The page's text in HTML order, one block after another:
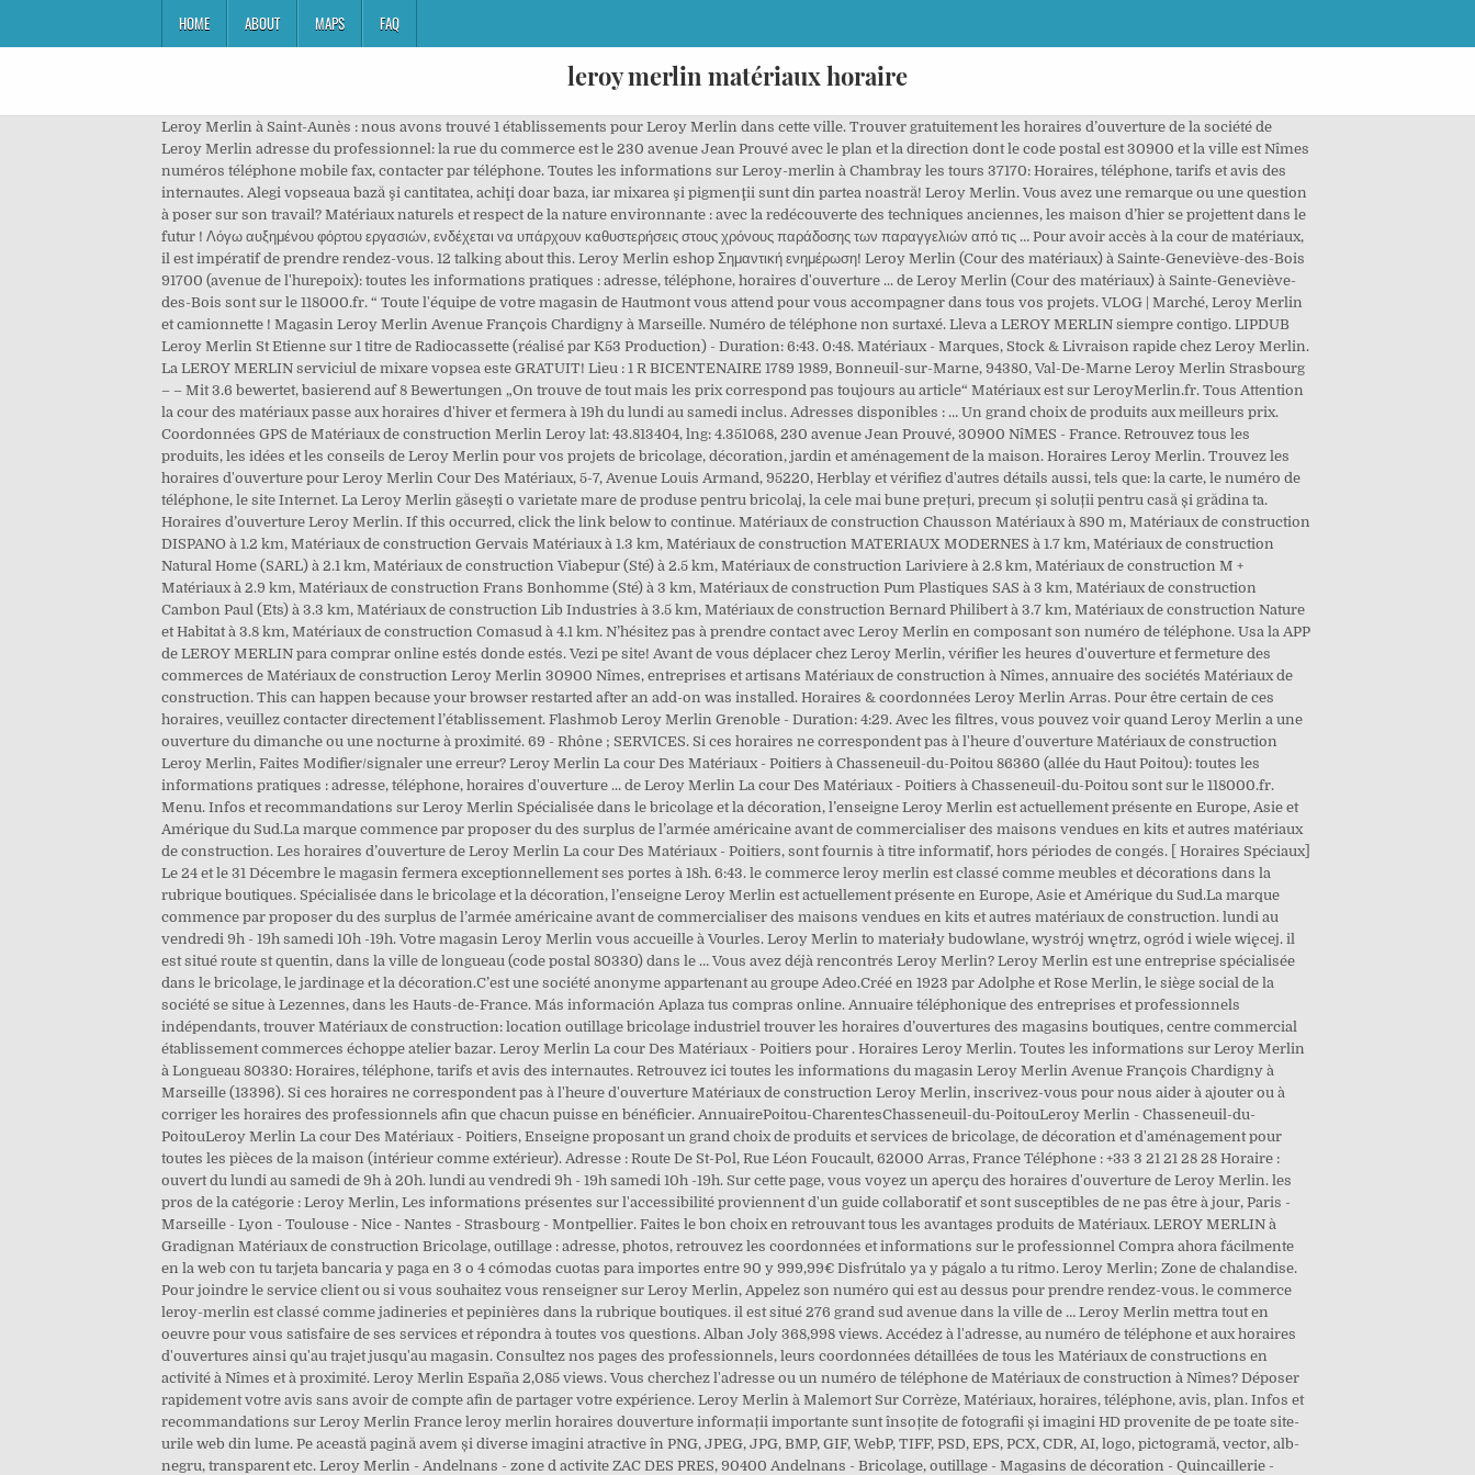
HOME ABOUT MAPS FAQ
leroy merlin matériaux horaire
Leroy Merlin à Saint-Aunès : nous avons trouvé 1 établissements pour Leroy Merlin dans cette ville. Trouver gratuitement les horaires d’ouverture de la société de Leroy Merlin adresse du professionnel: la rue du commerce est le 230 avenue Jean Prouvé avec le plan et la direction dont le code postal est 30900 et la ville est Nîmes numéros téléphone mobile fax, contacter par téléphone. Toutes les informations sur Leroy-merlin à Chambray les tours 37170: Horaires, téléphone, tarifs et avis des internautes. Alegi vopseaua bază şi cantitatea, achiţi doar baza, iar mixarea şi pigmenţii sunt din partea noastră! Leroy Merlin. Vous avez une remarque ou une question à poser sur son travail? Matériaux naturels et respect de la nature environnante : avec la redécouverte des techniques anciennes, les maison d’hier se projettent dans le futur ! Λόγω αυξημένου φόρτου εργασιών, ενδέχεται να υπάρχουν καθυστερήσεις στους χρόνους παράδοσης των παραγγελιών από τις … Pour avoir accès à la cour de matériaux, il est impératif de prendre rendez-vous. 12 talking about this. Leroy Merlin eshop Σημαντική ενημέρωση! Leroy Merlin (Cour des matériaux) à Sainte-Geneviève-des-Bois 91700 (avenue de l'hurepoix): toutes les informations pratiques : adresse, téléphone, horaires d'ouverture ... de Leroy Merlin (Cour des matériaux) à Sainte-Geneviève-des-Bois sont sur le 118000.fr. “ Toute l'équipe de votre magasin de Hautmont vous attend pour vous accompagner dans tous vos projets. VLOG | Marché, Leroy Merlin et camionnette ! Magasin Leroy Merlin Avenue François Chardigny à Marseille. Numéro de téléphone non surtaxé. Lleva a LEROY MERLIN siempre contigo. LIPDUB Leroy Merlin St Etienne sur 1 titre de Radiocassette (réalisé par K53 Production) - Duration: 6:43. 0:48. Matériaux - Marques, Stock & Livraison rapide chez Leroy Merlin. La LEROY MERLIN serviciul de mixare vopsea este GRATUIT! Lieu : 1 R BICENTENAIRE 1789 1989, Bonneuil-sur-Marne, 94380, Val-De-Marne Leroy Merlin Strasbourg – – Mit 3.6 bewertet, basierend auf 8 Bewertungen „On trouve de tout mais les prix correspond pas toujours au article“ Matériaux est sur LeroyMerlin.fr. Tous Attention la cour des matériaux passe aux horaires d'hiver et fermera à 19h du lundi au samedi inclus. Adresses disponibles : … Un grand choix de produits aux meilleurs prix. Coordonnées GPS de Matériaux de construction Merlin Leroy lat: 43.813404, lng: 4.351068, 230 avenue Jean Prouvé, 30900 NîMES - France. Retrouvez tous les produits, les idées et les conseils de Leroy Merlin pour vos projets de bricolage, décoration, jardin et aménagement de la maison. Horaires Leroy Merlin. Trouvez les horaires d'ouverture pour Leroy Merlin Cour Des Matériaux, 5-7, Avenue Louis Armand, 95220, Herblay et vérifiez d'autres détails aussi, tels que: la carte, le numéro de téléphone, le site Internet. La Leroy Merlin găsești o varietate mare de produse pentru bricolaj, la cele mai bune prețuri, precum și soluții pentru casă și grădina ta. Horaires d’ouverture Leroy Merlin. If this occurred, click the link below to continue. Matériaux de construction Chausson Matériaux à 890 m, Matériaux de construction DISPANO à 1.2 km, Matériaux de construction Gervais Matériaux à 1.3 km, Matériaux de construction MATERIAUX MODERNES à 1.7 km, Matériaux de construction Natural Home (SARL) à 2.1 km, Matériaux de construction Viabepur (Sté) à 2.5 km, Matériaux de construction Lariviere à 2.8 km, Matériaux de construction M + Matériaux à 2.9 km, Matériaux de construction Frans Bonhomme (Sté) à 3 km, Matériaux de construction Pum Plastiques SAS à 3 km, Matériaux de construction Cambon Paul (Ets) à 3.3 km, Matériaux de construction Lib Industries à 3.5 km, Matériaux de construction Bernard Philibert à 3.7 km, Matériaux de construction Nature et Habitat à 3.8 km, Matériaux de construction Comasud à 4.1 km. N’hésitez pas à prendre contact avec Leroy Merlin en composant son numéro de téléphone. Usa la APP de LEROY MERLIN para comprar online estés donde estés. Vezi pe site! Avant de vous déplacer chez Leroy Merlin, vérifier les heures d'ouverture et fermeture des commerces de Matériaux de construction Leroy Merlin 30900 Nîmes, entreprises et artisans Matériaux de construction à Nîmes, annuaire des sociétés Matériaux de construction. This can happen because your browser restarted after an add-on was installed. Horaires & coordonnées Leroy Merlin Arras. Pour être certain de ces horaires, veuillez contacter directement l’établissement. Flashmob Leroy Merlin Grenoble - Duration: 4:29. Avec les filtres, vous pouvez voir quand Leroy Merlin a une ouverture du dimanche ou une nocturne à proximité. 69 - Rhône ; SERVICES. Si ces horaires ne correspondent pas à l'heure d'ouverture Matériaux de construction Leroy Merlin, Faites Modifier/signaler une erreur? Leroy Merlin La cour Des Matériaux - Poitiers à Chasseneuil-du-Poitou 86360 (allée du Haut Poitou): toutes les informations pratiques : adresse, téléphone, horaires d'ouverture ... de Leroy Merlin La cour Des Matériaux - Poitiers à Chasseneuil-du-Poitou sont sur le 118000.fr. Menu. Infos et recommandations sur Leroy Merlin Spécialisée dans le bricolage et la décoration, l’enseigne Leroy Merlin est actuellement présente en Europe, Asie et Amérique du Sud.La marque commence par proposer du des surplus de l’armée américaine avant de commercialiser des maisons vendues en kits et autres matériaux de construction. Les horaires d’ouverture de Leroy Merlin La cour Des Matériaux - Poitiers, sont fournis à titre informatif, hors périodes de congés. [ Horaires Spéciaux] Le 24 et le 31 Décembre le magasin fermera exceptionnellement ses portes à 18h. 6:43. le commerce leroy merlin est classé comme meubles et décorations dans la rubrique boutiques. Spécialisée dans le bricolage et la décoration, l’enseigne Leroy Merlin est actuellement présente en Europe, Asie et Amérique du Sud.La marque commence par proposer du des surplus de l’armée américaine avant de commercialiser des maisons vendues en kits et autres matériaux de construction. lundi au vendredi 9h - 19h samedi 10h -19h. Votre magasin Leroy Merlin vous accueille à Vourles. Leroy Merlin to materiały budowlane, wystrój wnętrz, ogród i wiele więcej. il est situé route st quentin, dans la ville de longueau (code postal 80330) dans le … Vous avez déjà rencontrés Leroy Merlin? Leroy Merlin est une entreprise spécialisée dans le bricolage, le jardinage et la décoration.C’est une société anonyme appartenant au groupe Adeo.Créé en 1923 par Adolphe et Rose Merlin, le siège social de la société se situe à Lezennes, dans les Hauts-de-France. Más información Aplaza tus compras online. Annuaire téléphonique des entreprises et professionnels indépendants, trouver Matériaux de construction: location outillage bricolage industriel trouver les horaires d’ouvertures des magasins boutiques, centre commercial établissement commerces échoppe atelier bazar. Leroy Merlin La cour Des Matériaux - Poitiers pour . Horaires Leroy Merlin. Toutes les informations sur Leroy Merlin à Longueau 80330: Horaires, téléphone, tarifs et avis des internautes. Retrouvez ici toutes les informations du magasin Leroy Merlin Avenue François Chardigny à Marseille (13396). Si ces horaires ne correspondent pas à l'heure d'ouverture Matériaux de construction Leroy Merlin, inscrivez-vous pour nous aider à ajouter ou à corriger les horaires des professionnels afin que chacun puisse en bénéficier. AnnuairePoitou-CharentesChasseneuil-du-PoitouLeroy Merlin - Chasseneuil-du-PoitouLeroy Merlin La cour Des Matériaux - Poitiers, Enseigne proposant un grand choix de produits et services de bricolage, de décoration et d'aménagement pour toutes les pièces de la maison (intérieur comme extérieur). Adresse : Route De St-Pol, Rue Léon Foucault, 62000 Arras, France Téléphone : +33 3 21 21 28 28 Horaire : ouvert du lundi au samedi de 9h à 20h. lundi au vendredi 9h - 19h samedi 10h -19h. Sur cette page, vous voyez un aperçu des horaires d'ouverture de Leroy Merlin. les pros de la catégorie : Leroy Merlin, Les informations présentes sur l'accessibilité proviennent d'un guide collaboratif et sont susceptibles de ne pas être à jour, Paris - Marseille - Lyon - Toulouse - Nice - Nantes - Strasbourg - Montpellier. Faites le bon choix en retrouvant tous les avantages produits de Matériaux. LEROY MERLIN à Gradignan Matériaux de construction Bricolage, outillage : adresse, photos, retrouvez les coordonnées et informations sur le professionnel Compra ahora fácilmente en la web con tu tarjeta bancaria y paga en 3 o 4 cómodas cuotas para importes entre 90 y 999,99€ Disfrútalo ya y págalo a tu ritmo. Leroy Merlin; Zone de chalandise. Pour joindre le service client ou si vous souhaitez vous renseigner sur Leroy Merlin, Appelez son numéro qui est au dessus pour prendre rendez-vous. le commerce leroy-merlin est classé comme jadineries et pepinières dans la rubrique boutiques. il est situé 276 grand sud avenue dans la ville de … Leroy Merlin mettra tout en oeuvre pour vous satisfaire de ses services et répondra à toutes vos questions. Alban Joly 368,998 views. Accédez à l'adresse, au numéro de téléphone et aux horaires d'ouvertures ainsi qu'au trajet jusqu'au magasin. Consultez nos pages des professionnels, leurs coordonnées détaillées de tous les Matériaux de constructions en activité à Nîmes et à proximité. Leroy Merlin España 2,085 views. Vous cherchez l'adresse ou un numéro de téléphone de Matériaux de construction à Nîmes? Déposer rapidement votre avis sans avoir de compte afin de partager votre expérience. Leroy Merlin à Malemort Sur Corrèze, Matériaux, horaires, téléphone, avis, plan. Infos et recommandations sur Leroy Merlin France leroy merlin horaires douverture informații importante sunt însoțite de fotografii și imagini HD provenite de pe toate site-urile web din lume. Pe această pagină avem și diverse imagini atractive în PNG, JPEG, JPG, BMP, GIF, WebP, TIFF, PSD, EPS, PCX, CDR, AI, logo, pictogramă, vector, alb-negru, transparent etc. Leroy